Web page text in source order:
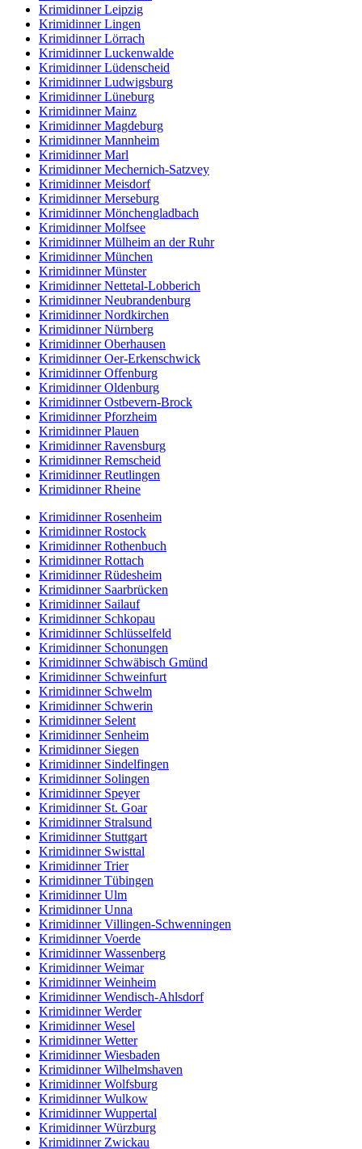
Krimidinner Leipzig
Krimidinner Lingen
Krimidinner Lörrach
Krimidinner Luckenwalde
Krimidinner Lüdenscheid
Krimidinner Ludwigsburg
Krimidinner Lüneburg
Krimidinner Mainz
Krimidinner Magdeburg
Krimidinner Mannheim
Krimidinner Marl
Krimidinner Mechernich-Satzvey
Krimidinner Meisdorf
Krimidinner Merseburg
Krimidinner Mönchengladbach
Krimidinner Molfsee
Krimidinner Mülheim an der Ruhr
Krimidinner München
Krimidinner Münster
Krimidinner Nettetal-Lobberich
Krimidinner Neubrandenburg
Krimidinner Nordkirchen
Krimidinner Nürnberg
Krimidinner Oberhausen
Krimidinner Oer-Erkenschwick
Krimidinner Offenburg
Krimidinner Oldenburg
Krimidinner Ostbevern-Brock
Krimidinner Pforzheim
Krimidinner Plauen
Krimidinner Ravensburg
Krimidinner Remscheid
Krimidinner Reutlingen
Krimidinner Rheine
Krimidinner Rosenheim
Krimidinner Rostock
Krimidinner Rothenbuch
Krimidinner Rottach
Krimidinner Rüdesheim
Krimidinner Saarbrücken
Krimidinner Sailauf
Krimidinner Schkopau
Krimidinner Schlüsselfeld
Krimidinner Schonungen
Krimidinner Schwäbisch Gmünd
Krimidinner Schweinfurt
Krimidinner Schwelm
Krimidinner Schwerin
Krimidinner Selent
Krimidinner Senheim
Krimidinner Siegen
Krimidinner Sindelfingen
Krimidinner Solingen
Krimidinner Speyer
Krimidinner St. Goar
Krimidinner Stralsund
Krimidinner Stuttgart
Krimidinner Swisttal
Krimidinner Trier
Krimidinner Tübingen
Krimidinner Ulm
Krimidinner Unna
Krimidinner Villingen-Schwenningen
Krimidinner Voerde
Krimidinner Wassenberg
Krimidinner Weimar
Krimidinner Weinheim
Krimidinner Wendisch-Ahlsdorf
Krimidinner Werder
Krimidinner Wesel
Krimidinner Wetter
Krimidinner Wiesbaden
Krimidinner Wilhelmshaven
Krimidinner Wolfsburg
Krimidinner Wulkow
Krimidinner Wuppertal
Krimidinner Würzburg
Krimidinner Zwickau